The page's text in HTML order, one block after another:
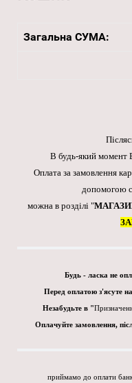
Загальна СУМА:
В будь-який момент
Оплата за замовлення
допомогою
можна в розділі "
Будь - ласка не
Перед оплатою з'ясуте
Незабудьте в "
Оплачуйте замовлення,
приймамо до оплати